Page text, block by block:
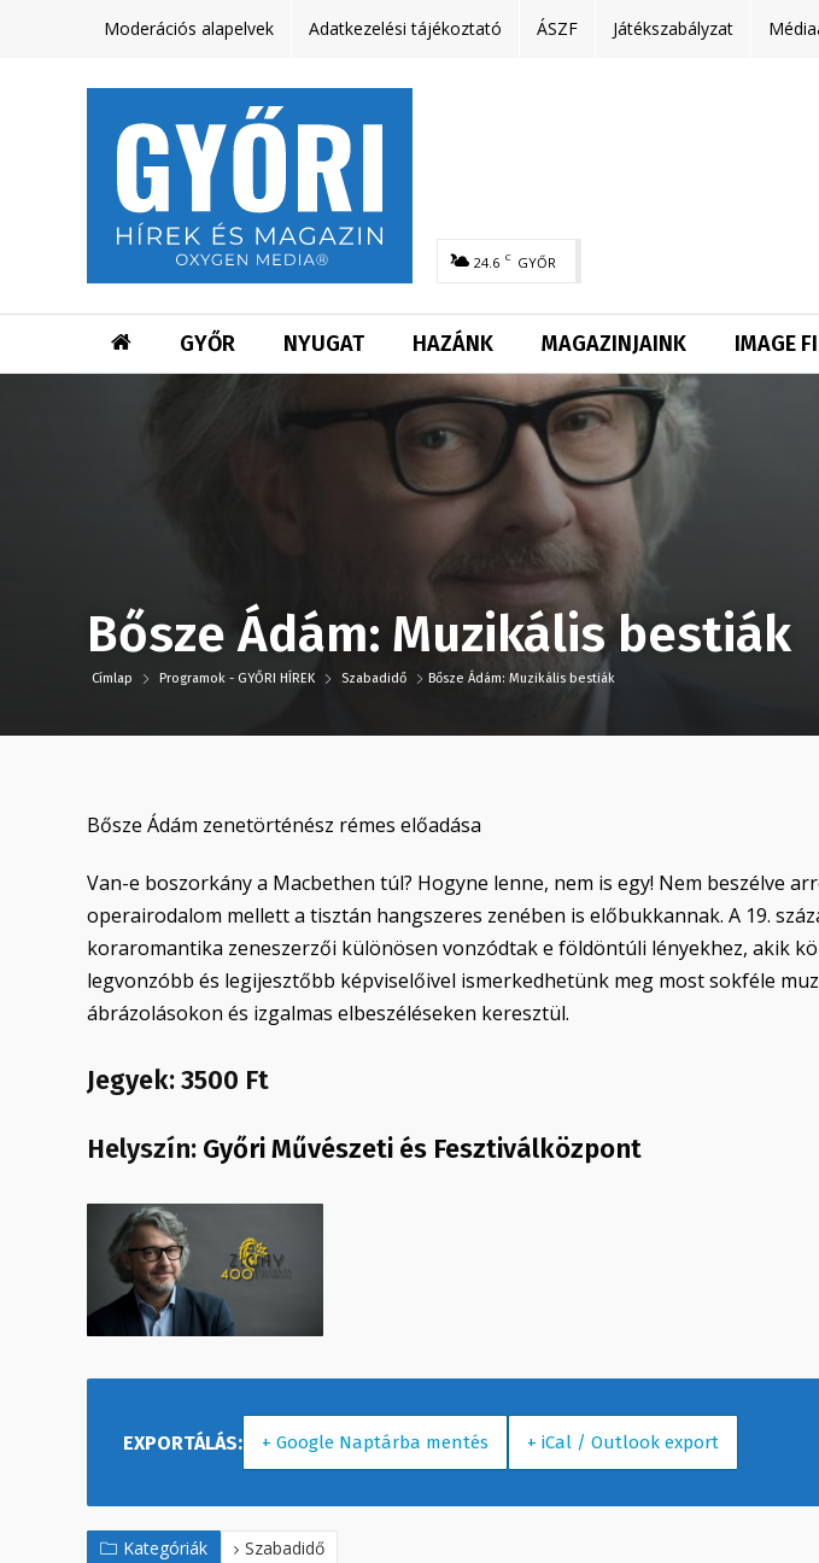
Moderációs alapelvek Adatkezelési tájékoztató ÁSZF Játékszabályzat
24.6 C GYŐR
GYŐR NYUGAT HAZÁNK MAGAZINJAINK IMAGE
Bősze Ádám: Muzikális bestiák
Címlap Programok - GYŐRI HÍREK Szabadidő Bősze Ádám: Muzikális bestiák
Bősze Ádám zenetörténész rémes előadása
Van-e boszorkány a Macbethen túl? Hogyne lenne, nem is egy! Nem beszélve
operairodalom mellett a tisztán hangszeres zenében is előbukkannak. A 19.
koraromantika zeneszerzői különösen vonzódtak e földöntúli lényekhez, akik
legvonzóbb és legijesztőbb képviselőivel ismerkedhetünk meg most sokféle
ábrázolásokon és izgalmas elbeszéléseken keresztül.
Jegyek: 3500 Ft
Helyszín: Győri Művészeti és Fesztiválközpont
+ Google Naptárba mentés + iCal / Outlook export
Kategóriák Szabadidő